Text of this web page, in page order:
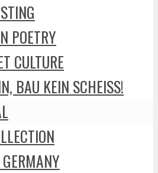
POETRY
CULTURE
BAU KEIN SCHEISS!